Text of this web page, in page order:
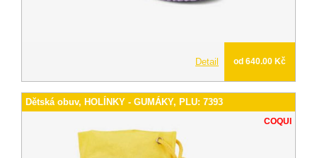
Detail od 640.00 Kč
Dětská obuv, HOLÍNKY - GUMÁKY, PLU: 7393
COQUI